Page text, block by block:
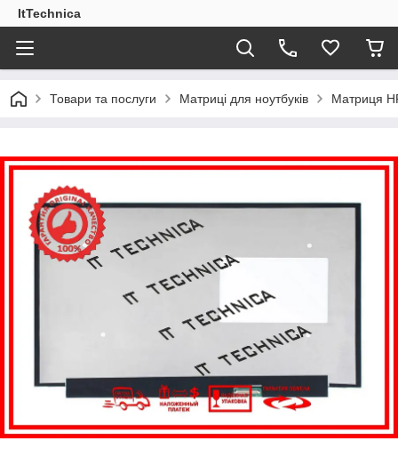
ItTechnica
Товари та послуги Матриці для ноутбуків Матриця